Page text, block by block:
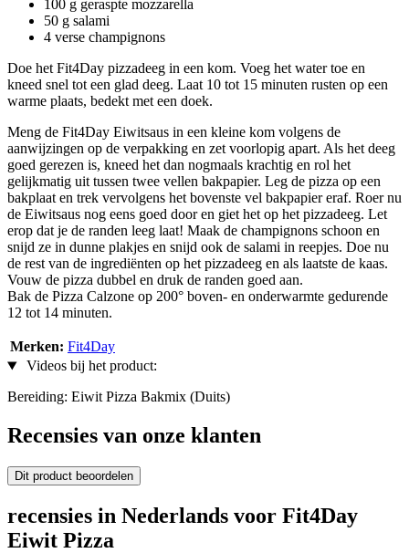
100 g geraspte mozzarella
50 g salami
4 verse champignons
Doe het Fit4Day pizzadeeg in een kom. Voeg het water toe en
kneed snel tot een glad deeg. Laat 10 tot 15 minuten rusten op een
warme plaats, bedekt met een doek.
Meng de Fit4Day Eiwitsaus in een kleine kom volgens de
aanwijzingen op de verpakking en zet voorlopig apart. Als het deeg
goed gerezen is, kneed het dan nogmaals krachtig en rol het
gelijkmatig uit tussen twee vellen bakpapier. Leg de pizza op een
bakplaat en trek vervolgens het bovenste vel bakpapier eraf. Roer nu
de Eiwitsaus nog eens goed door en giet het op het pizzadeeg. Let
erop dat je de randen leeg laat! Maak de champignons schoon en
snijd ze in dunne plakjes en snijd ook de salami in reepjes. Doe nu
de rest van de ingrediënten op het pizzadeeg en als laatste de kaas.
Vouw de pizza dubbel en druk de randen goed aan.
Bak de Pizza Calzone op 200° boven- en onderwarmte gedurende
12 tot 14 minuten.
Merken: Fit4Day
Videos bij het product:
Bereiding: Eiwit Pizza Bakmix (Duits)
Recensies van onze klanten
Dit product beoordelen
recensies in Nederlands voor Fit4Day
Eiwit Pizza